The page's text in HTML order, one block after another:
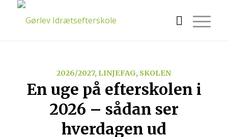
2026/2027, LINJEFAG, SKOLEN
En uge på efterskolen i
2026 – sådan ser
hverdagen ud